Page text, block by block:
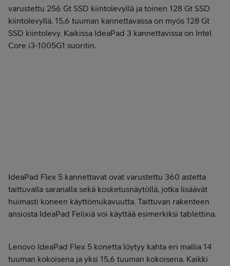
varustettu 256 Gt SSD kiintolevyllä ja toinen 128 Gt SSD
kiintolevyllä. 15,6 tuuman kannettavassa on myös 128 Gt
SSD kiintolevy. Kaikissa IdeaPad 3 kannettavissa on Intel
Core i3-1005G1 suoritin.
IdeaPad Flex 5 kannettavat ovat varustettu 360 astetta
taittuvalla saranalla sekä kosketusnäytöllä, jotka lisäävät
huimasti koneen käyttömukavuutta. Taittuvan rakenteen
ansiosta IdeaPad Felixiä voi käyttää esimerkiksi tablettina.
Lenovo IdeaPad Flex 5 konetta löytyy kahta eri mallia 14
tuuman kokoisena ja yksi 15,6 tuuman kokoisena. Kaikki